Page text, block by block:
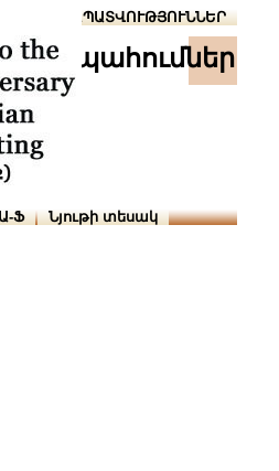
ՆԱԽԱՊԱՏՎՈՒԹՅՈՒՆՆԵՐ
պահումներ
Ֆ Նյութի տեսակ